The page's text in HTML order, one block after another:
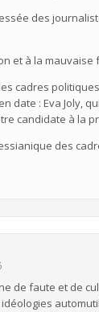
des
et à la
cadres
date : Eva Joly,
candidate à la
des
de faute et de